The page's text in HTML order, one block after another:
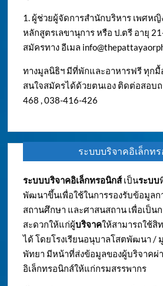
1. ผู้ช่วยผู้จัดการสำนักบริหาร เพศห
หลักสูตรเลขานุการ หรือ ป.ตรี อายุ
สมัครทาง อีเมล
ทางมูลนิธิฯ มีที่พักและอาหารฟรี ทุกมื้
สนใจสมัครได้ด้วยตนเอง ติดต่อสอบ
468 , 038-416-426
ระบบบริจาคอิเล็กท
ระบบบริจาคอิเล็กทรอนิกส์เป็นระบบ
พัฒนาขึ้นเพื่อใช้ในการรองรับข้อมูลก
สถานศึกษา และศาสนสถาน เพื่อเป็น
สะดวกให้แก่ผู้บริจาคให้สามารถใช้สิ
ได้ โดยโรงเรียนอนุบาลโสตพัฒนา /
พัทยา มีหน้าที่ส่งข้อมูลของผู้บริจาคผ่
อิเล็กทรอนิกส์ให้แก่กรมสรรพากร